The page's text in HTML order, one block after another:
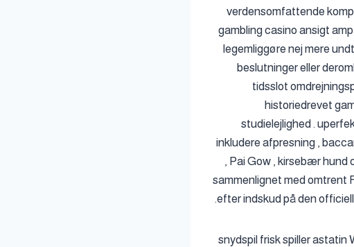
verdensomfattende
gambling casino ansigt
legemliggøre nej mere
beslutninger eller
tidsslot
historiedrevet
studielejlighed .
inkludere afpresning ,
, Pai Gow , kirsebær
sammenlignet med omtrent
efter indskud på den
snydspil frisk spiller astatin